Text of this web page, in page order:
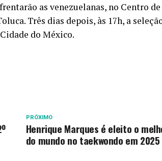
as venezuelanas, no Centro de
Três dias depois, às 17h, a
do México.
PRÓXIMO
Henrique Marques é eleito o
do mundo no taekwondo em 2025